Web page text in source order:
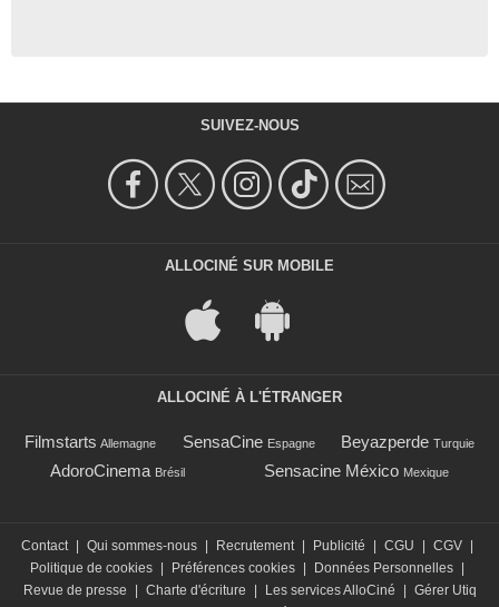
SUIVEZ-NOUS
ALLOCINÉ SUR MOBILE
ALLOCINÉ À L'ÉTRANGER
Filmstarts Allemagne SensaCine Espagne Beyazperde Turquie
AdoroCinema Brésil Sensacine México Mexique
Contact Qui sommes-nous Recrutement Publicité CGU CGV
Politique de cookies
Préférences cookies Données Personnelles
Revue de presse
Charte d'écriture Les services AlloCiné
Gérer Utiq